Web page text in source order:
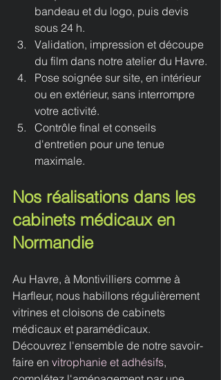
bandeau et du logo, puis devis
sous 24 h.
Validation, impression et découpe
du film dans notre atelier du Havre.
Pose soignée sur site, en intérieur
ou en extérieur, sans interrompre
votre activité.
Contrôle final et conseils
d'entretien pour une tenue
maximale.
Nos réalisations dans les
cabinets médicaux en
Normandie
Au Havre, à Montivilliers comme à
Harfleur, nous habillons régulièrement
vitrines et cloisons de cabinets
médicaux et paramédicaux.
Découvrez l'ensemble de notre savoir-
faire en vitrophanie et adhésifs,